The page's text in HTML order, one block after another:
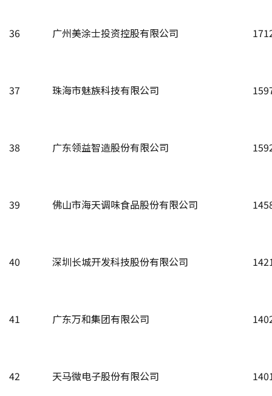
36 广州美涂士投资控股有限公司
37 珠海市魅族科技有限公司
38 广东领益智造股份有限公司
39 佛山市海天调味食品股份有限公司
40 深圳长城开发科技股份有限公司
41 广东万和集团有限公司
42 天马微电子股份有限公司